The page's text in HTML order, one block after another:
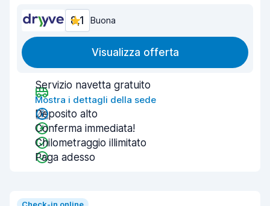
8,1 Buona
Visualizza offerta
Servizio navetta gratuito
Mostra i dettagli della sede
Deposito alto
Conferma immediata!
Chilometraggio illimitato
Paga adesso